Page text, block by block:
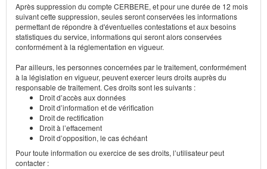
Après suppression du compte CERBERE, et pour une durée de 12 mois
suivant cette suppression, seules seront conservées les informations
permettant de répondre à d'éventuelles contestations et aux besoins
statistiques du service, informations qui seront alors conservées
conformément à la réglementation en vigueur.
Par ailleurs, les personnes concernées par le traitement, conformément
à la législation en vigueur, peuvent exercer leurs droits auprès du
responsable de traitement. Ces droits sont les suivants :
Droit d’accès aux données
Droit d’information et de vérification
Droit de rectification
Droit à l’effacement
Droit d’opposition, le cas échéant
Pour toute information ou exercice de ses droits, l’utilisateur peut
contacter :